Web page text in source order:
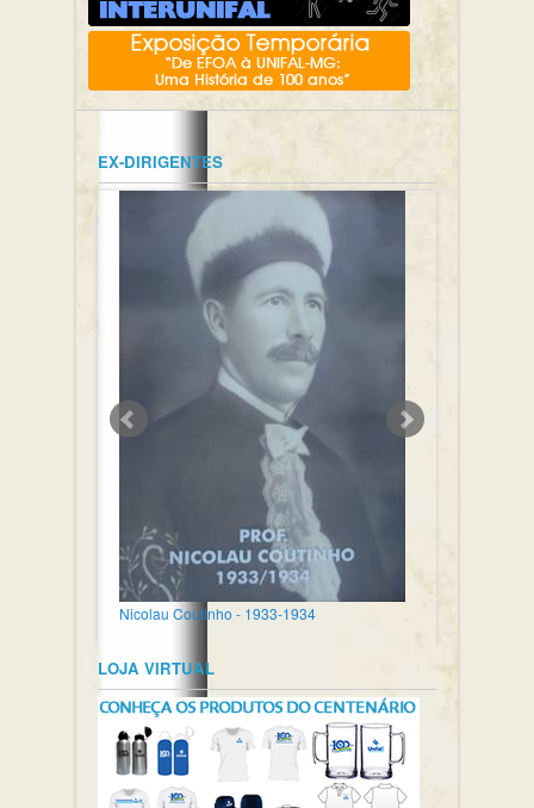
EX-DIRIGENTES
Nicolau Coutinho - 1933-1934
LOJA VIRTUAL